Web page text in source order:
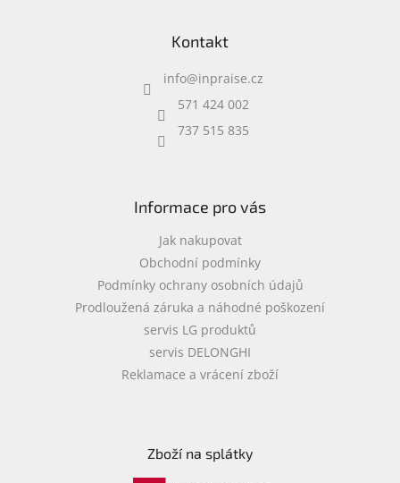
Kontakt
info@inpraise.cz
571 424 002
737 515 835
Informace pro vás
Jak nakupovat
Obchodní podmínky
Podmínky ochrany osobních údajů
Prodloužená záruka a náhodné poškození
servis LG produktů
servis DELONGHI
Reklamace a vrácení zboží
Zboží na splátky